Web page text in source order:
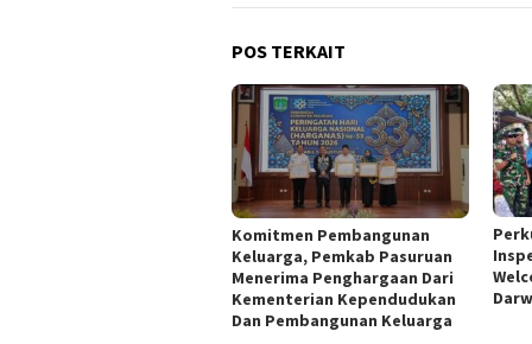
POS TERKAIT
Komitmen Pembangunan
Keluarga, Pemkab Pasuruan
Menerima Penghargaan Dari
Kementerian Kependudukan
Dan Pembangunan Keluarga